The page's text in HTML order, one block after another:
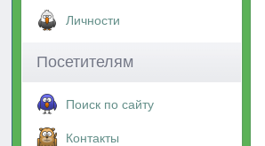
Личности
Посетителям
Поиск по сайту
Контакты